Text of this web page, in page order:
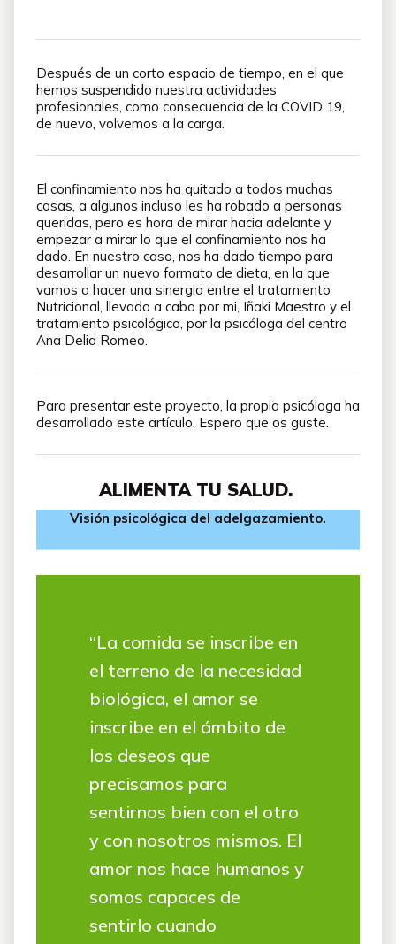
Después de un corto espacio de tiempo, en el que
hemos suspendido nuestra actividades
profesionales, como consecuencia de la COVID 19,
de nuevo, volvemos a la carga.
El confinamiento nos ha quitado a todos muchas
cosas, a algunos incluso les ha robado a personas
queridas, pero es hora de mirar hacia adelante y
empezar a mirar lo que el confinamiento nos ha
dado. En nuestro caso, nos ha dado tiempo para
desarrollar un nuevo formato de dieta, en la que
vamos a hacer una sinergia entre el tratamiento
Nutricional, llevado a cabo por mi, Iñaki Maestro y el
tratamiento psicológico, por la psicóloga del centro
Ana Delia Romeo.
Para presentar este proyecto, la propia psicóloga ha
desarrollado este artículo. Espero que os guste.
ALIMENTA TU SALUD.
Visión psicológica del adelgazamiento.
“La comida se inscribe en
el terreno de la necesidad
biológica, el amor se
inscribe en el ámbito de
los deseos que
precisamos para
sentirnos bien con el otro
y con nosotros mismos. El
amor nos hace humanos y
somos capaces de
sentirlo cuando